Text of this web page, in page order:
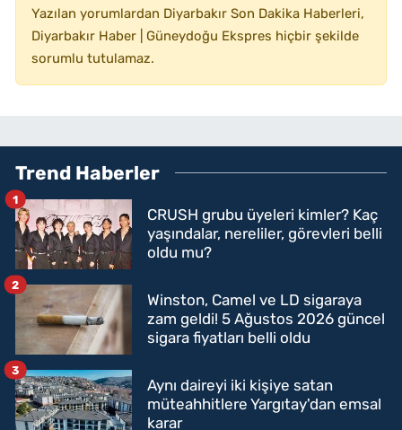
Yazılan yorumlardan Diyarbakır Son Dakika Haberleri,
Diyarbakır Haber | Güneydoğu Ekspres hiçbir şekilde
sorumlu tutulamaz.
Trend Haberler
CRUSH grubu üyeleri kimler? Kaç
yaşındalar, nereliler, görevleri belli
oldu mu?
1
Winston, Camel ve LD sigaraya
zam geldi! 5 Ağustos 2026 güncel
sigara fiyatları belli oldu
2
Aynı daireyi iki kişiye satan
müteahhitlere Yargıtay'dan emsal
karar
3